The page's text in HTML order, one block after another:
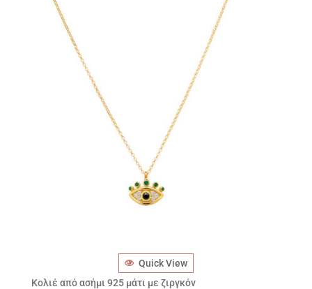
Quick View
Κολιέ από ασήμι 925 μάτι με ζιργκόν